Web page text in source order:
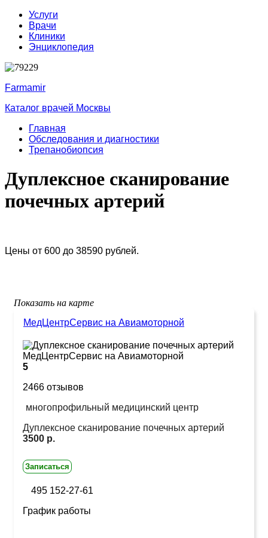
Услуги
Врачи
Клиники
Энциклопедия
Farmamir
Каталог врачей Москвы
Главная
Обследования и диагностики
Трепанобиопсия
Дуплексное сканирование
почечных артерий
Цены от 600 до 38590 рублей.
Показать на карте
МедЦентрСервис на Авиамоторной
5
2466 отзывов
многопрофильный медицинский центр
Дуплексное сканирование почечных артерий
3500 р.
Записаться
495 152-27-61
График работы